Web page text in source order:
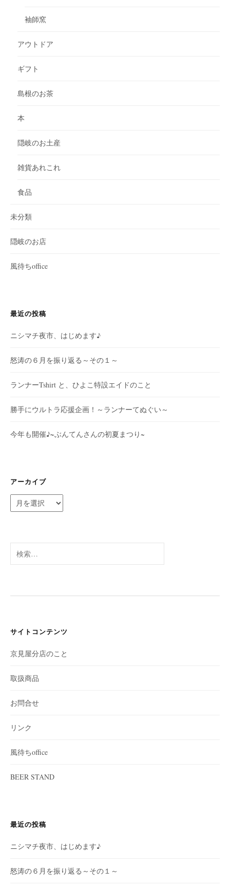
袖師窯
アウトドア
ギフト
島根のお茶
本
隠岐のお土産
雑貨あれこれ
食品
未分類
隠岐のお店
風待ちoffice
最近の投稿
ニシマチ夜市、はじめます♪
怒涛の６月を振り返る～その１～
ランナーTshirt と、ひよこ特設エイドのこと
勝手にウルトラ応援企画！～ランナーてぬぐい～
今年も開催♪~ぶんてんさんの初夏まつり~
アーカイブ
ー
ブ
索:
サイトコンテンツ
京見屋分店のこと
取扱商品
お問合せ
リンク
風待ちoffice
BEER STAND
最近の投稿
ニシマチ夜市、はじめます♪
怒涛の６月を振り返る～その１～